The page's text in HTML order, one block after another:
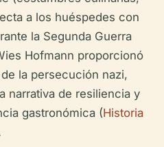
a los huéspedes con
la Segunda Guerra
Hofmann proporcionó
la persecución nazi,
narrativa de resiliencia y
gastronómica (Historia